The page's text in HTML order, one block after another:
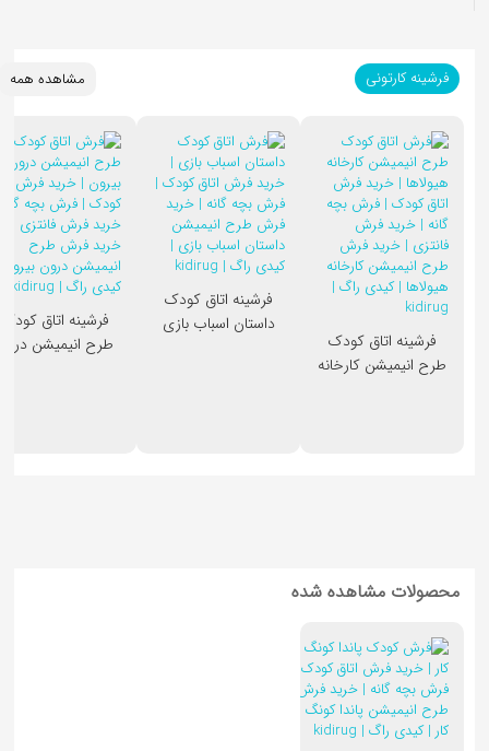
فرشینه کارتونی مشاهده همه
فرشینه اتاق کودک
طرح انیمیشن کارخانه
فرشینه اتاق کودک
داستان اسباب بازی
فرشینه اتاق کودک
طرح انیمیشن
محصولات مشاهده شده